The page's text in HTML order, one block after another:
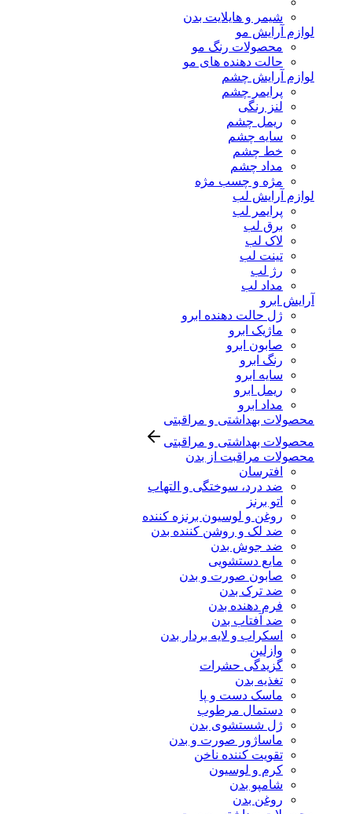
شیمر و هایلایت بدن
لوازم آرایش مو
محصولات رنگ مو
حالت دهنده های مو
لوازم آرایش چشم
پرایمر چشم
لنز رنگی
ریمل چشم
سایه چشم
خط چشم
مداد چشم
مژه و چسب مژه
لوازم آرایش لب
پرایمر لب
برق لب
لاک لب
تینت لب
رژ لب
مداد لب
آرایش ابرو
ژل حالت دهنده ابرو
ماژیک ابرو
صابون ابرو
رنگ ابرو
سایه ابرو
ریمل ابرو
مداد ابرو
محصولات بهداشتی و مراقبتی
محصولات بهداشتی و مراقبتی
محصولات مراقبت از بدن
افترسان
ضد درد، سوختگی و التهاب
اتو برنز
روغن و لوسیون برنزه کننده
ضد لک و روشن کننده بدن
ضد جوش بدن
مایع دستشویی
صابون صورت و بدن
ضد ترک بدن
فرم دهنده بدن
ضد آفتاب بدن
اسکراب و لایه بردار بدن
وازلین
گزیدگی حشرات
تغذیه بدن
ماسک دست و پا
دستمال مرطوب
ژل شستشوی بدن
ماساژور صورت و بدن
تقویت کننده ناخن
کرم و لوسیون
شامپو بدن
روغن بدن